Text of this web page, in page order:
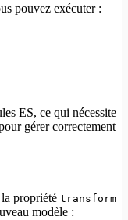
pouvez exécuter :
ES, ce qui nécessite
gérer correctement
propriété transform
modèle :